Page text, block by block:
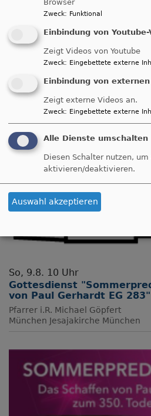
So, 9.8. 10 Uhr
Gottesdienst
von Paul Gerhardt EG 283"
Pfarrer i.R. Michael Göpfert
München Jesajakirche München
Browser
Zweck: Funktional
Einbindung von Youtube-
Zeigt Videos von Youtube
Zweck: Eingebettete externe
Einbindung von
Zeigt externe Videos an.
Zweck: Eingebettete externe
Alle Dienste umschalten
Diesen Schalter nutzen,
aktivieren/deaktivieren.
Auswahl akzeptieren